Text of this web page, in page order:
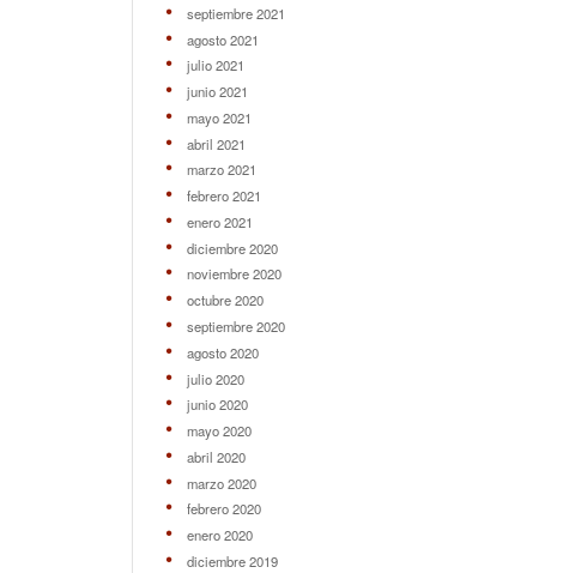
septiembre 2021
agosto 2021
julio 2021
junio 2021
mayo 2021
abril 2021
marzo 2021
febrero 2021
enero 2021
diciembre 2020
noviembre 2020
octubre 2020
septiembre 2020
agosto 2020
julio 2020
junio 2020
mayo 2020
abril 2020
marzo 2020
febrero 2020
enero 2020
diciembre 2019